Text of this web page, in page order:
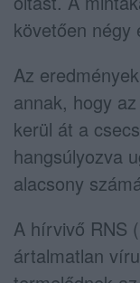
követően négy
Az
annak, hogy
kerül át a
hangsúlyozva
alacsony
A hírvivő RNS
ártalmatlan